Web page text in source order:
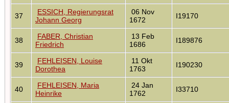
37
ESSICH, Regierungsrat
Johann Georg
06 Nov
1672
I19170
38
FABER, Christian
Friedrich
13 Feb
1686
I189876
39
FEHLEISEN, Louise
Dorothea
11 Okt
1763
I190230
40
FEHLEISEN, Maria
Heinrike
24 Jan
1762
I33710